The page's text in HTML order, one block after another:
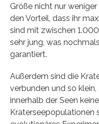
Größe nicht nur
den Vorteil, dass ihr
sind mit zwischen
sehr jung, was
garantiert.
Außerdem sind die
verbunden und so
innerhalb der Seen
Kraterseepopulationen